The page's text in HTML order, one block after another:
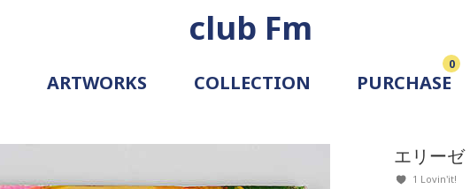
club Fm
ARTWORKS
COLLECTION
PURCHASE
0
エリーゼ
1 Lovin'it!